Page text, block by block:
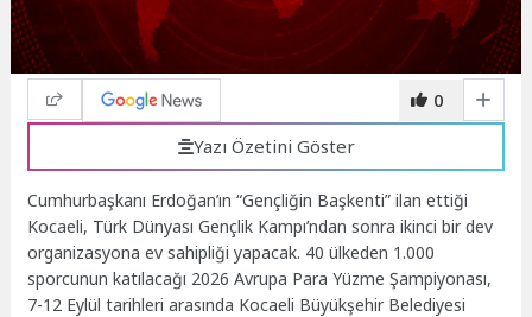
0
Yazı Özetini Göster
Cumhurbaşkanı Erdoğan’ın “Gençliğin Başkenti” ilan ettiği
Kocaeli, Türk Dünyası Gençlik Kampı’ndan sonra ikinci bir dev
organizasyona ev sahipliği yapacak. 40 ülkeden 1.000
sporcunun katılacağı 2026 Avrupa Para Yüzme Şampiyonası,
7-12 Eylül tarihleri arasında Kocaeli Büyükşehir Belediyesi